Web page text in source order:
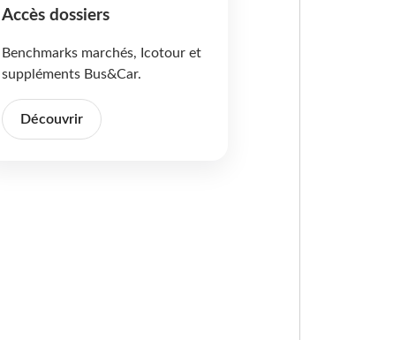
Accès dossiers
Benchmarks marchés, Icotour et
suppléments Bus&Car.
Découvrir